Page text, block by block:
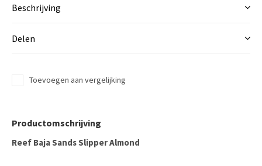
Beschrijving
Delen
Toevoegen aan vergelijking
Productomschrijving
Reef Baja Sands Slipper Almond